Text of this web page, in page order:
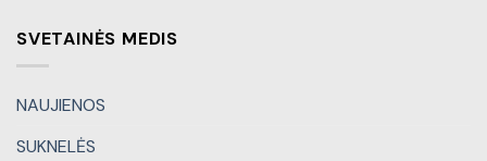
SVETAINĖS MEDIS
NAUJIENOS
SUKNELĖS